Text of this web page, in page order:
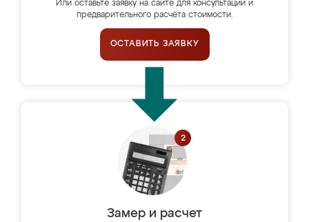
Или оставьте заявку на сайте для консультации и
предварительного расчёта стоимости.
ОСТАВИТЬ ЗАЯВКУ
Замер и расчет